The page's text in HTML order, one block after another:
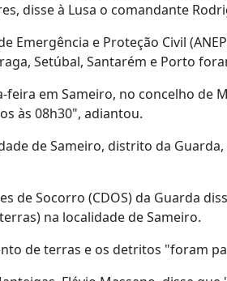
disse à Lusa o comandante
Emergência e Proteção Civil
Setúbal, Santarém e Porto
em Sameiro, no concelho de
às 08h30", adiantou.
de Sameiro, distrito da
de Socorro (CDOS) da Guarda
na localidade de Sameiro.
de terras e os detritos "foram